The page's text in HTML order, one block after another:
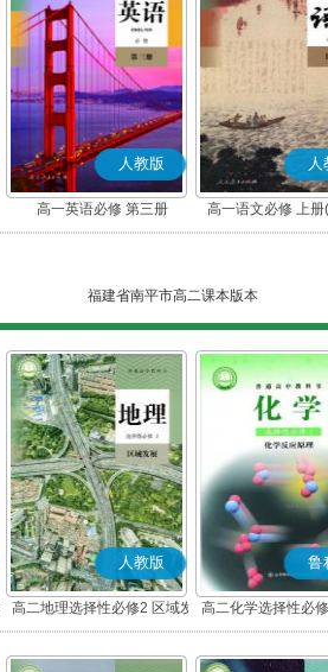
人教版
高一英语必修 第三册
人
高一语文必修 上
福建省南平市高二课本版本
人教版
高二地理选择性必修2 区域发
展
鲁
高二化学选择性必
应原理